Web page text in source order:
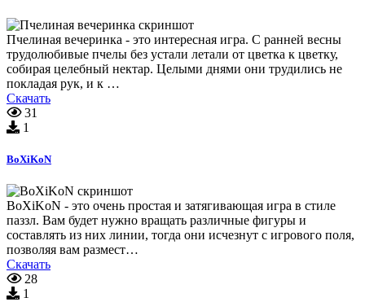
Пчелиная вечеринка - это интересная игра. С ранней весны
трудолюбивые пчелы без устали летали от цветка к цветку,
собирая целебный нектар. Целыми днями они трудились не
покладая рук, и к …
Скачать
31
1
BoXiKoN
BoXiKoN - это очень простая и затягивающая игра в стиле
паззл. Вам будет нужно вращать различные фигуры и
составлять из них линии, тогда они исчезнут с игрового поля,
позволяя вам размест…
Скачать
28
1